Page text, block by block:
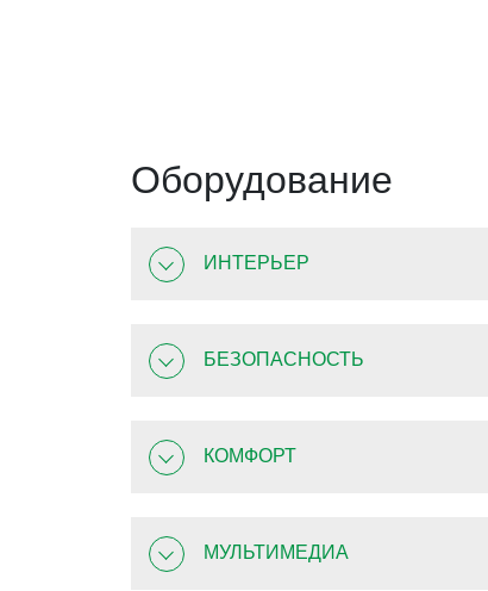
Оборудование
ИНТЕРЬЕР
БЕЗОПАСНОСТЬ
КОМФОРТ
МУЛЬТИМЕДИА